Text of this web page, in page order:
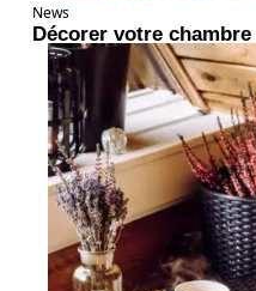
News
Décorer votre